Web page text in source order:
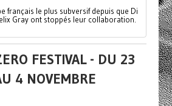
français le plus subversif depuis que Di
Gray ont stoppés leur collaboration.
FESTIVAL - DU 23
4 NOVEMBRE